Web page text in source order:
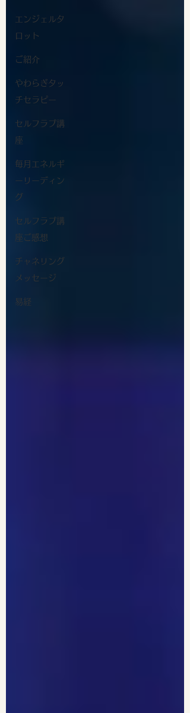
エンジェルタ
ロット
ご紹介
やわらぎタッ
チセラピー
セルフラブ講
座
毎月エネルギ
ーリーディン
グ
セルフラブ講
座ご感想
チャネリング
メッセージ
易経